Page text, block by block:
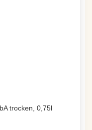
trocken, 0,75l